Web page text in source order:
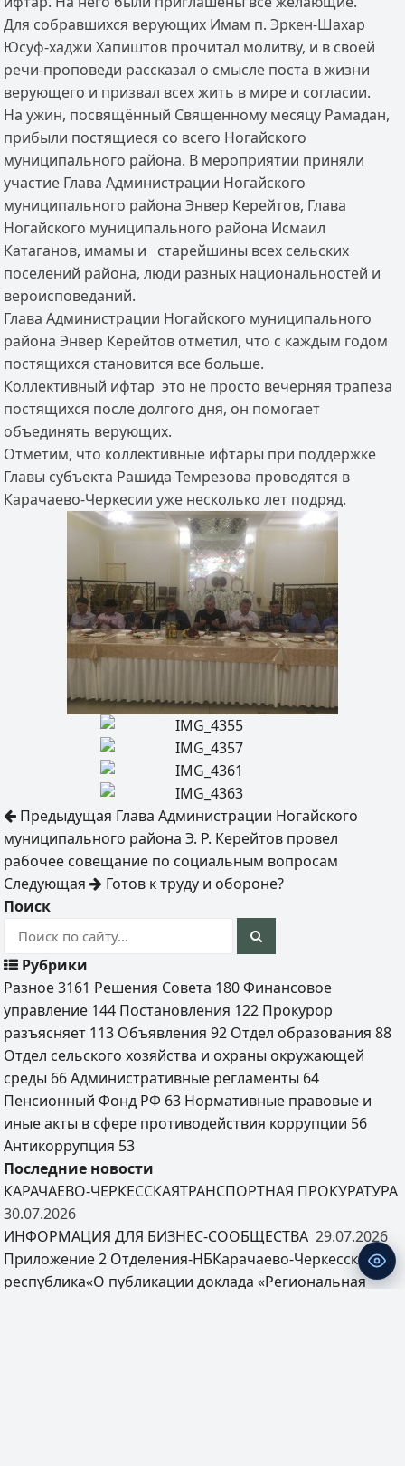
Для собравшихся верующих Имам п. Эркен-Шахар
Юсуф-хаджи Хапиштов прочитал молитву, и в своей
речи-проповеди рассказал о смысле поста в жизни
верующего и призвал всех жить в мире и согласии.
На ужин, посвящённый Священному месяцу Рамадан,
прибыли постящиеся со всего Ногайского
муниципального района. В мероприятии приняли
участие Глава Администрации Ногайского
муниципального района Энвер Керейтов, Глава
Ногайского муниципального района Исмаил
Катаганов, имамы и старейшины всех сельских
поселений района, люди разных национальностей и
вероисповеданий.
Глава Администрации Ногайского муниципального
района Энвер Керейтов отметил, что с каждым годом
постящихся становится все больше.
Коллективный ифтар это не просто вечерняя трапеза
постящихся после долгого дня, он помогает
объединять верующих.
Отметим, что коллективные ифтары при поддержке
Главы субъекта Рашида Темрезова проводятся в
Карачаево-Черкесии уже несколько лет подряд.
Предыдущая Глава Администрации Ногайского
муниципального района Э. Р. Керейтов провел
рабочее совещание по социальным вопросам
Следующая
Готов к труду и обороне?
Поиск
Рубрики
Разное3161 Решения Совета 180 Финансовое
управление 144 Постановления 122 Прокурор
разъясняет 113 Объявления92 Отдел образования88
Отдел сельского хозяйства и охраны окружающей
среды 66 Административные регламенты 64
Пенсионный Фонд РФ 63 Нормативные правовые и
иные акты в сфере противодействия коррупции 56
Антикоррупция 53
Последние новости
КАРАЧАЕВО-ЧЕРКЕССКАЯТРАНСПОРТНАЯ ПРОКУРАТУРА
30.07.2026
ИНФОРМАЦИЯ ДЛЯ БИЗНЕС-СООБЩЕСТВА 29.07.2026
Приложение 2 Отделения-НБКарачаево-Черкесская
республика«О публикации доклада «Региональная